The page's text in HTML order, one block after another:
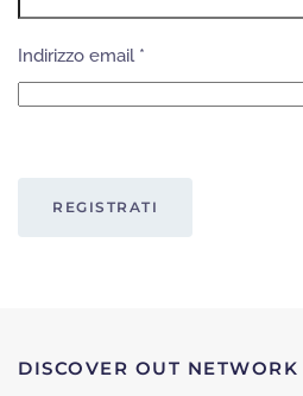
Indirizzo email*
REGISTRATI
DISCOVER OUT NETWORK